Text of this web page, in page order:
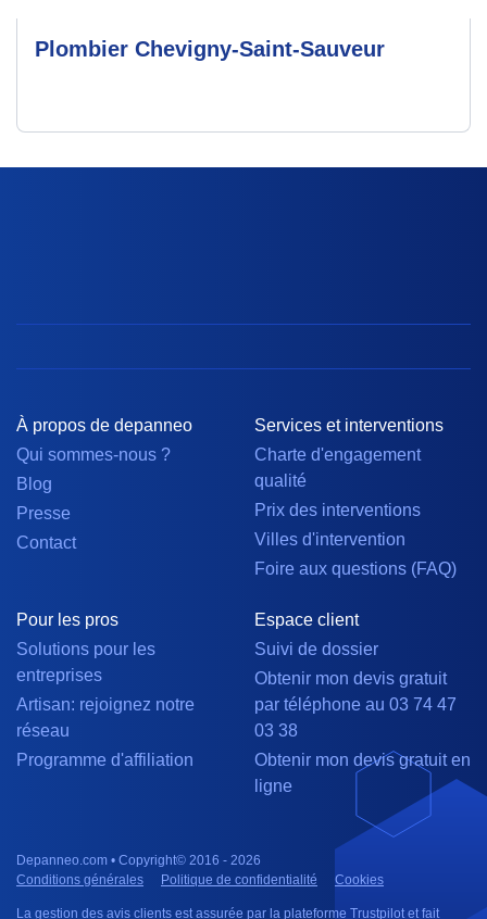
Plombier Chevigny-Saint-Sauveur
À propos de depanneo
Qui sommes-nous ?
Blog
Presse
Contact
Services et interventions
Charte d'engagement
qualité
Prix des interventions
Villes d'intervention
Foire aux questions (FAQ)
Pour les pros
Solutions pour les
entreprises
Artisan: rejoignez notre
réseau
Programme d'affiliation
Espace client
Suivi de dossier
Obtenir mon devis gratuit
par téléphone au 03 74 47
03 38
Obtenir mon devis gratuit en
ligne
Depanneo.com • Copyright© 2016 - 2026
Conditions générales
Politique de confidentialité Cookies
La gestion des avis clients est assurée par la plateforme Trustpilot et fait